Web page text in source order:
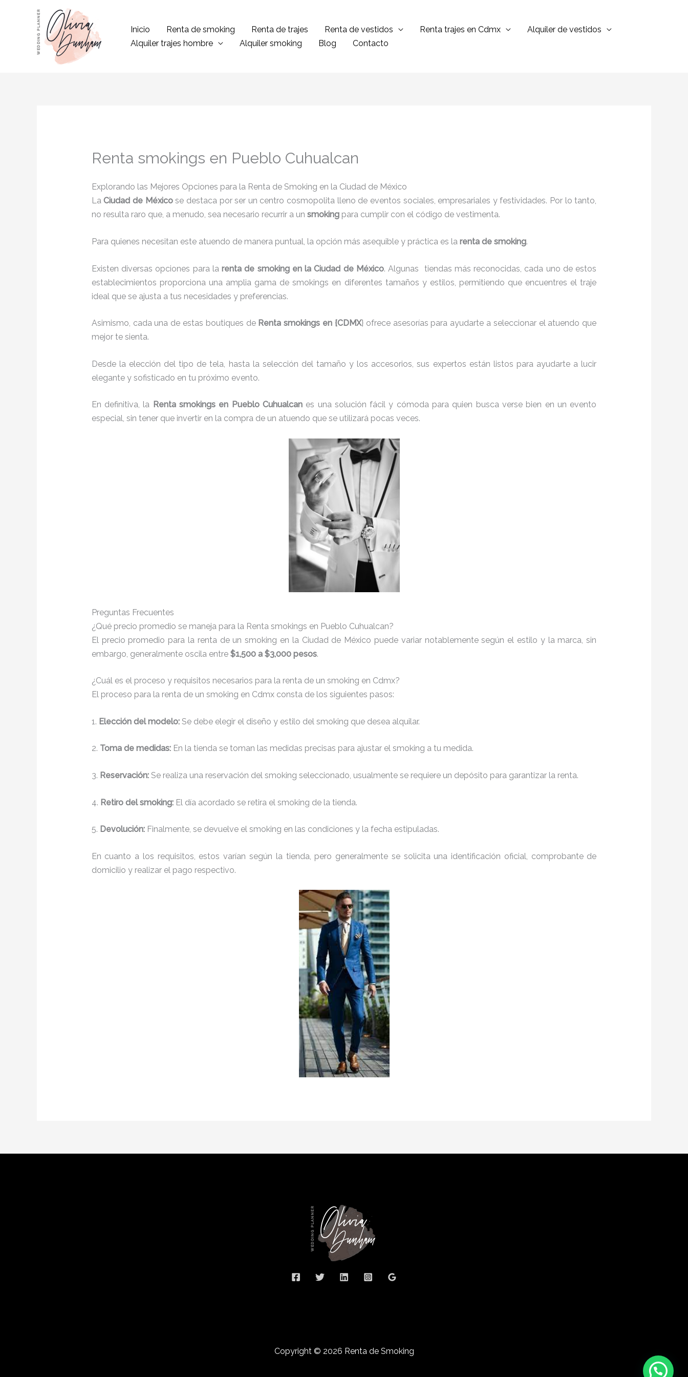
contenido
Inicio Renta de smoking Renta de trajes Renta de vestidos Renta trajes en Cdmx
Alquiler de vestidos
Alquiler trajes hombre
Alquiler smoking Blog Contacto
Renta smokings en Pueblo Cuhualcan
Explorando las Mejores Opciones para la Renta de Smoking en la Ciudad de México
LaCiudad de Méxicose destaca por ser un centro cosmopolita lleno de eventos sociales, empresariales y festividades. Por lo tanto,
no resulta raro que, a menudo, sea necesario recurrir a un smokingpara cumplir con el código de vestimenta.
Para quienes necesitan este atuendo de manera puntual, la opción más asequible y práctica es la renta de smoking.
Existen diversas opciones para larenta de smoking en la Ciudad de México. Algunas tiendas más reconocidas, cada uno de estos
establecimientos proporciona una amplia gama de smokings en diferentes tamaños y estilos, permitiendo que encuentres el traje
ideal que se ajusta a tus necesidades y preferencias.
Asimismo, cada una de estas boutiques de Renta smokings en {CDMX} ofrece asesorías para ayudarte a seleccionar el atuendo que
mejor te sienta.
Desde la elección del tipo de tela, hasta la selección del tamaño y los accesorios, sus expertos están listos para ayudarte a lucir
elegante y sofisticado en tu próximo evento.
En definitiva, la Renta smokings en Pueblo Cuhualcanes una solución fácil y cómoda para quien busca verse bien en un evento
especial, sin tener que invertir en la compra de un atuendo que se utilizará pocas veces.
Preguntas Frecuentes
¿Qué precio promedio se maneja para la Renta smokings en Pueblo Cuhualcan?
El precio promedio para la renta de un smoking en la Ciudad de México puede variar notablemente según el estilo y la marca, sin
embargo, generalmente oscila entre $1,500 a $3,000 pesos.
¿Cuál es el proceso y requisitos necesarios para la renta de un smoking en Cdmx?
El proceso para la renta de un smoking en Cdmx consta de los siguientes pasos:
1. Elección del modelo:Se debe elegir el diseño y estilo del smoking que desea alquilar.
2. Toma de medidas:En la tienda se toman las medidas precisas para ajustar el smoking a tu medida.
3. Reservación:Se realiza una reservación del smoking seleccionado, usualmente se requiere un depósito para garantizar la renta.
4. Retiro del smoking:El día acordado se retira el smoking de la tienda.
5. Devolución:Finalmente, se devuelve el smoking en las condiciones y la fecha estipuladas.
En cuanto a los requisitos, estos varían según la tienda, pero generalmente se solicita una identificación oficial, comprobante de
domicilio y realizar el pago respectivo.
Copyright © 2026 Renta de Smoking